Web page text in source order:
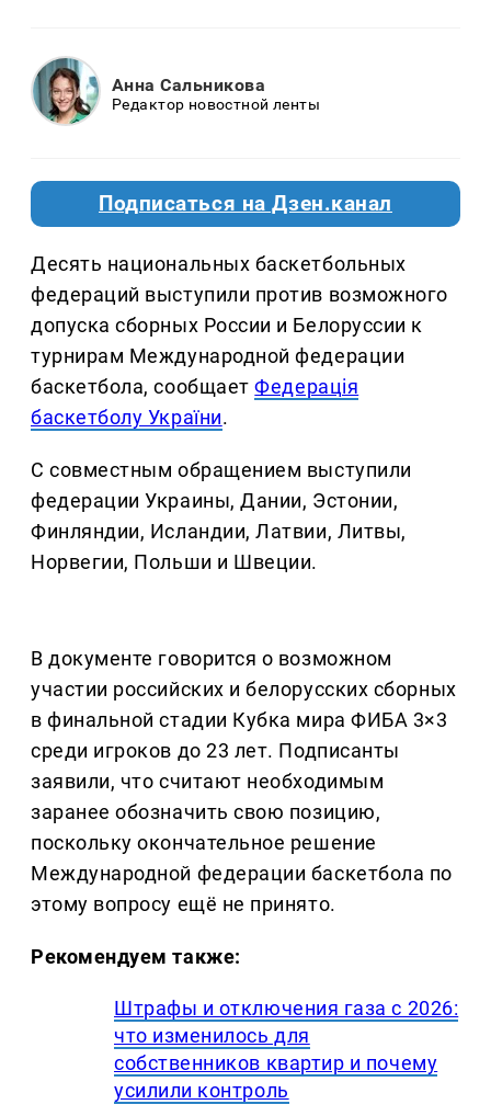
Анна Сальникова
Редактор новостной ленты
Подписаться на Дзен.канал
Десять национальных баскетбольных
федераций выступили против возможного
допуска сборных России и Белоруссии к
турнирам Международной федерации
баскетбола, сообщаетФедерація
баскетболу України.
С совместным обращением выступили
федерации Украины, Дании, Эстонии,
Финляндии, Исландии, Латвии, Литвы,
Норвегии, Польши и Швеции.
В документе говорится о возможном
участии российских и белорусских сборных
в финальной стадии Кубка мира ФИБА 3×3
среди игроков до 23 лет. Подписанты
заявили, что считают необходимым
заранее обозначить свою позицию,
поскольку окончательное решение
Международной федерации баскетбола по
этому вопросу ещё не принято.
Рекомендуем также:
Штрафы и отключения газа с 2026:
что изменилось для
собственников квартир и почему
усилили контроль